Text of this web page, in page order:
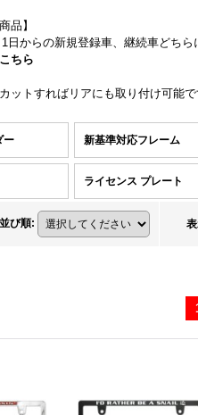
品】
日からの新規登録車、継続車どちら
ちら
ットすればリアにも取り付け可能で
ー 新基準対応フレーム
ライセンス プレート
並び順: